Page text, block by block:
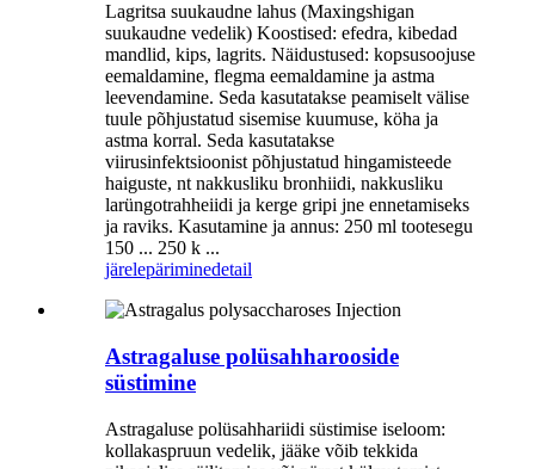
Lagritsa suukaudne lahus (Maxingshigan
suukaudne vedelik) Koostised: efedra, kibedad
mandlid, kips, lagrits. Näidustused: kopsusoojuse
eemaldamine, flegma eemaldamine ja astma
leevendamine. Seda kasutatakse peamiselt välise
tuule põhjustatud sisemise kuumuse, köha ja
astma korral. Seda kasutatakse
viirusinfektsioonist põhjustatud hingamisteede
haiguste, nt nakkusliku bronhiidi, nakkusliku
larüngotrahheiidi ja kerge gripi jne ennetamiseks
ja raviks. Kasutamine ja annus: 250 ml tootesegu
150 ... 250 k ...
järelepäriminedetail
Astragaluse polüsahharooside
süstimine
Astragaluse polüsahhariidi süstimise iseloom:
kollakaspruun vedelik, jääke võib tekkida